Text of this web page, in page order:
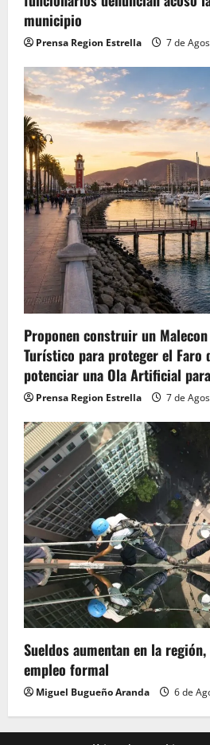
municipio
Prensa Region Estrella 7 de
Proponen construir un
Turístico para proteger el Faro
potenciar una Ola Artificial
Prensa Region Estrella 7 de
Sueldos aumentan en la
empleo formal
Miguel Bugueño Aranda 6 de